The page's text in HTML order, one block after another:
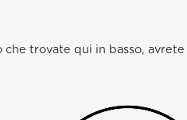
che trovate qui in basso,